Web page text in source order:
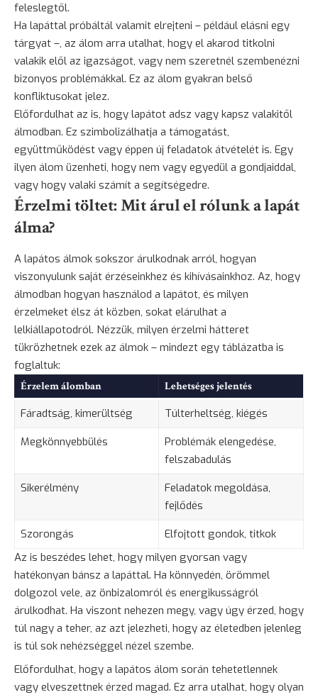
feleslegtől.
Ha lapáttal próbáltál valamit elrejteni – például elásni egy
tárgyat –, az álom arra utalhat, hogy el akarod titkolni
valakik elől az igazságot, vagy nem szeretnél szembenézni
bizonyos problémákkal. Ez az álom gyakran belső
konfliktusokat jelez.
Előfordulhat az is, hogy lapátot adsz vagy kapsz valakitől
álmodban. Ez szimbolizálhatja a támogatást,
együttműködést vagy éppen új feladatok átvételét is. Egy
ilyen álom üzenheti, hogy nem vagy egyedül a gondjaiddal,
vagy hogy valaki számít a segítségedre.
Érzelmi töltet: Mit árul el rólunk a lapát
álma?
A lapátos álmok sokszor árulkodnak arról, hogyan
viszonyulunk saját érzéseinkhez és kihívásainkhoz. Az, hogy
álmodban hogyan használod a lapátot, és milyen
érzelmeket élsz át közben, sokat elárulhat a
lelkiállapotodról. Nézzük, milyen érzelmi hátteret
tükrözhetnek ezek az álmok – mindezt egy táblázatba is
foglaltuk:
Érzelem álomban Lehetséges jelentés
Fáradtság, kimerültség
Túlterheltség, kiégés
Megkönnyebbülés
Problémák elengedése,
felszabadulás
Sikerélmény
Feladatok megoldása,
fejlődés
Szorongás
Elfojtott gondok, titkok
Az is beszédes lehet, hogy milyen gyorsan vagy
hatékonyan bánsz a lapáttal. Ha könnyedén, örömmel
dolgozol vele, az önbizalomról és energikusságról
árulkodhat. Ha viszont nehezen megy, vagy úgy érzed, hogy
túl nagy a teher, az azt jelezheti, hogy az életedben jelenleg
is túl sok nehézséggel nézel szembe.
Előfordulhat, hogy a lapátos álom során tehetetlennek
vagy elveszettnek érzed magad. Ez arra utalhat, hogy olyan